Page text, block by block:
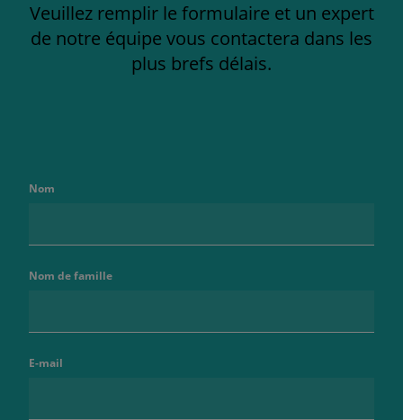
Veuillez remplir le formulaire et un expert
de notre équipe vous contactera dans les
plus brefs délais.
Nom
Nom de famille
E-mail